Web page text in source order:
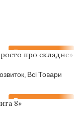
Передзамовлення
про складне»
, Всі Товари
Передзамовлення
8»